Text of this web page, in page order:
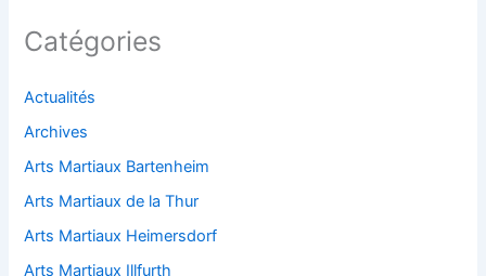
Catégories
Actualités
Archives
Arts Martiaux Bartenheim
Arts Martiaux de la Thur
Arts Martiaux Heimersdorf
Arts Martiaux Illfurth